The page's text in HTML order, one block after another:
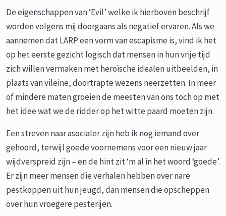
De eigenschappen van ‘Evil’ welke ik hierboven beschrijf
worden volgens mij doorgaans als negatief ervaren. Als we
aannemen dat LARP een vorm van escapisme is, vind ik het
op het eerste gezicht logisch dat mensen in hun vrije tijd
zich willen vermaken met heroïsche idealen uitbeelden, in
plaats van vileine, doortrapte wezens neerzetten. In meer
of mindere maten groeien de meesten van ons toch op met
het idee wat we de ridder op het witte paard moeten zijn.
Een streven naar asocialer zijn heb ik nog iemand over
gehoord, terwijl goede voornemens voor een nieuw jaar
wijdverspreid zijn – en de hint zit ‘m al in het woord ‘goede’.
Er zijn meer mensen die verhalen hebben over nare
pestkoppen uit hun jeugd, dan mensen die opscheppen
over hun vroegere pesterijen.